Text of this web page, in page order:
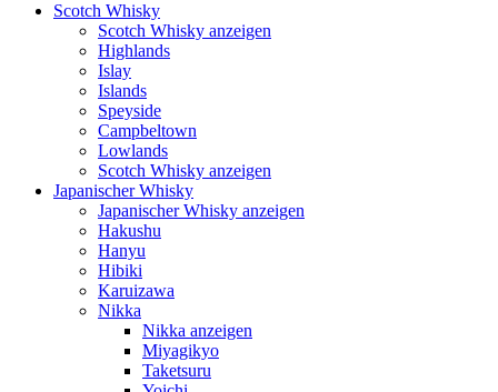
Scotch Whisky
Scotch Whisky anzeigen
Highlands
Islay
Islands
Speyside
Campbeltown
Lowlands
Scotch Whisky anzeigen
Japanischer Whisky
Japanischer Whisky anzeigen
Hakushu
Hanyu
Hibiki
Karuizawa
Nikka
Nikka anzeigen
Miyagikyo
Taketsuru